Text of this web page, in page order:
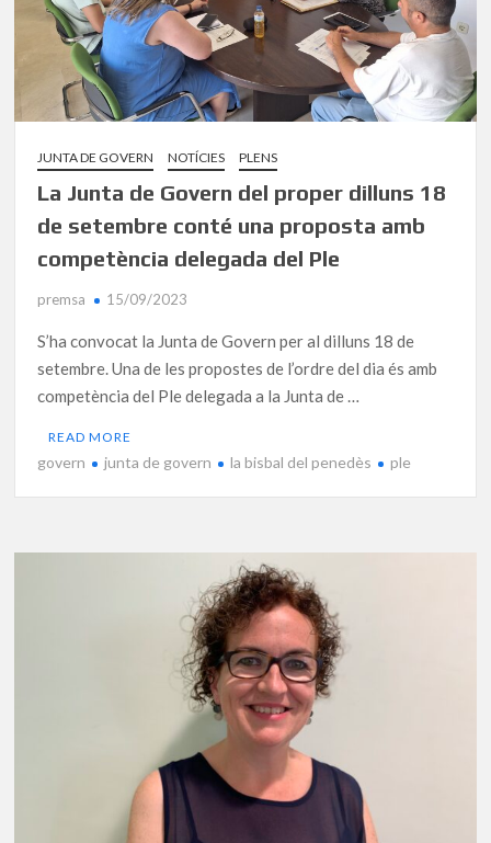
JUNTA DE GOVERN NOTÍCIES PLENS
La Junta de Govern del proper dilluns 18
de setembre conté una proposta amb
competència delegada del Ple
premsa 15/09/2023
S’ha convocat la Junta de Govern per al dilluns 18 de
setembre. Una de les propostes de l’ordre del dia és amb
competència del Ple delegada a la Junta de …
READ MORE
govern junta de govern la bisbal del penedès ple